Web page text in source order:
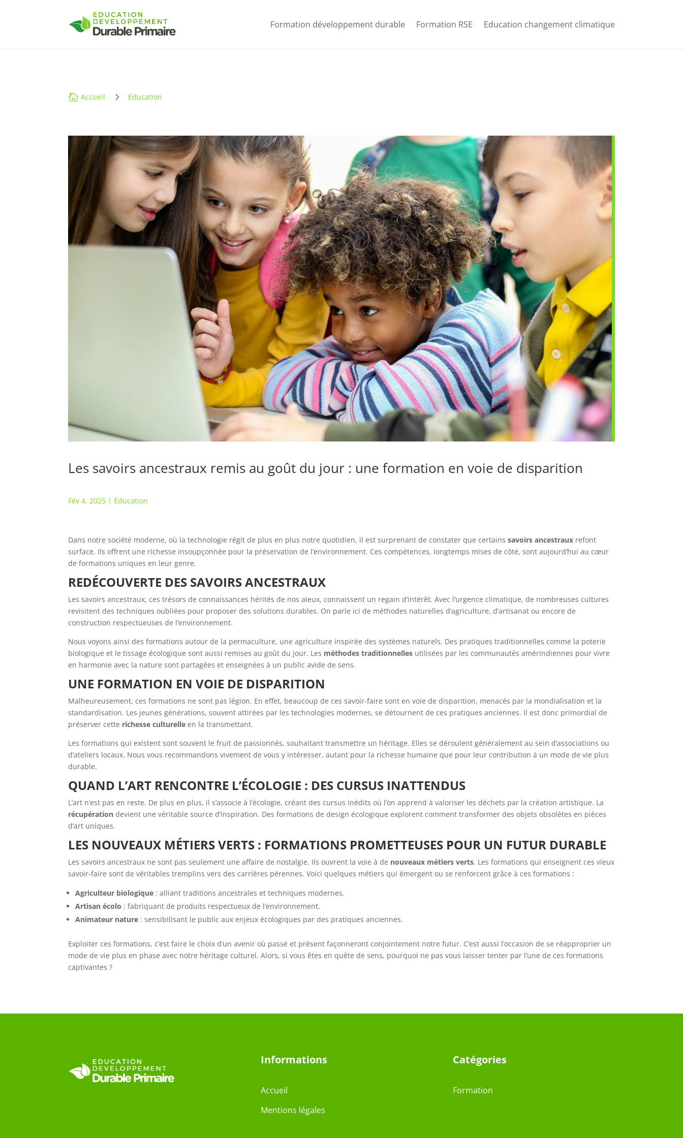
Formation développement durable Formation RSE Education changement climatique
 Accueil 5 Education
Les savoirs ancestraux remis au goût du jour : une formation en voie de disparition
Fév 4, 2025 | Education
Dans notre société moderne, où la technologie régit de plus en plus notre quotidien, il est surprenant de constater que certainssavoirs ancestraux refont
surface. Ils offrent une richesse insoupçonnée pour la préservation de l’environnement. Ces compétences, longtemps mises de côté, sont aujourd’hui au cœur
de formations uniques en leur genre.
REDÉCOUVERTE DES SAVOIRS ANCESTRAUX
Les savoirs ancestraux, ces trésors de connaissances hérités de nos aïeux, connaissent un regain d’intérêt. Avec l’urgence climatique, de nombreuses cultures
revisitent des techniques oubliées pour proposer des solutions durables. On parle ici de méthodes naturelles d’agriculture, d’artisanat ou encore de
construction respectueuses de l’environnement.
Nous voyons ainsi des formations autour de la permaculture, une agriculture inspirée des systèmes naturels. Des pratiques traditionnelles comme la poterie
biologique et le tissage écologique sont aussi remises au goût du jour. Les méthodes traditionnelles utilisées par les communautés amérindiennes pour vivre
en harmonie avec la nature sont partagées et enseignées à un public avide de sens.
UNE FORMATION EN VOIE DE DISPARITION
Malheureusement, ces formations ne sont pas légion. En effet, beaucoup de ces savoir-faire sont en voie de disparition, menacés par la mondialisation et la
standardisation. Les jeunes générations, souvent attirées par les technologies modernes, se détournent de ces pratiques anciennes. Il est donc primordial de
préserver cette richesse culturelle en la transmettant.
Les formations qui existent sont souvent le fruit de passionnés, souhaitant transmettre un héritage. Elles se déroulent généralement au sein d’associations ou
d’ateliers locaux. Nous vous recommandons vivement de vous y intéresser, autant pour la richesse humaine que pour leur contribution à un mode de vie plus
durable.
QUAND L’ART RENCONTRE L’ÉCOLOGIE : DES CURSUS INATTENDUS
L’art n’est pas en reste. De plus en plus, il s’associe à l’écologie, créant des cursus inédits où l’on apprend à valoriser les déchets par la création artistique. La
récupération devient une véritable source d’inspiration. Des formations de design écologique explorent comment transformer des objets obsolètes en pièces
d’art uniques.
LES NOUVEAUX MÉTIERS VERTS : FORMATIONS PROMETTEUSES POUR UN FUTUR DURABLE
Les savoirs ancestraux ne sont pas seulement une affaire de nostalgie. Ils ouvrent la voie à de nouveaux métiers verts. Les formations qui enseignent ces vieux
savoir-faire sont de véritables tremplins vers des carrières pérennes. Voici quelques métiers qui émergent ou se renforcent grâce à ces formations :
Agriculteur biologique : alliant traditions ancestrales et techniques modernes.
Artisan écolo : fabriquant de produits respectueux de l’environnement.
Animateur nature : sensibilisant le public aux enjeux écologiques par des pratiques anciennes.
Exploiter ces formations, c’est faire le choix d’un avenir où passé et présent façonneront conjointement notre futur. C’est aussi l’occasion de se réapproprier un
mode de vie plus en phase avec notre héritage culturel. Alors, si vous êtes en quête de sens, pourquoi ne pas vous laisser tenter par l’une de ces formations
captivantes ?
Informations
Accueil
Mentions légales
Catégories
Formation